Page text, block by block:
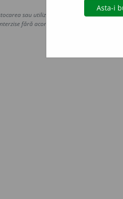
Copyright ©
sau utilizarea datelor de pe acest
fără acordul nostru prealabil scris,